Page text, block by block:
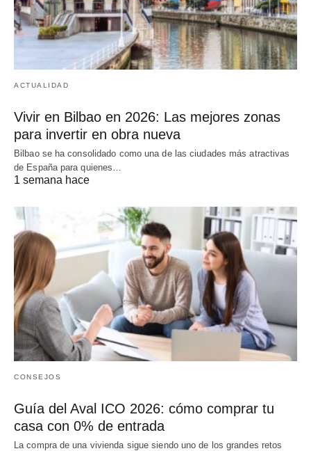
ACTUALIDAD
Vivir en Bilbao en 2026: Las mejores zonas
para invertir en obra nueva
Bilbao se ha consolidado como una de las ciudades más atractivas
de España para quienes…
1 semana hace
CONSEJOS
Guía del Aval ICO 2026: cómo comprar tu
casa con 0% de entrada
La compra de una vivienda sigue siendo uno de los grandes retos